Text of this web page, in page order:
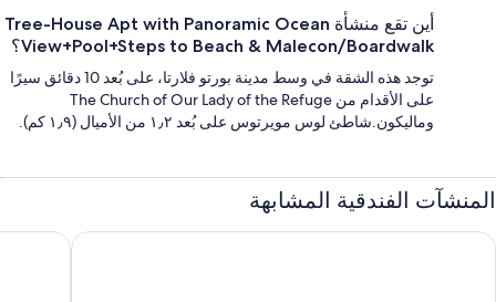
أين تقع منشأة Tree-House Apt with Panoramic Ocean
View+Pool+Steps to Beach & Malecon/Boardwalk؟
توجد هذه الشقة في وسط مدينة بورتو فلارتا، على بُعد 10 دقائق سيرًا
على الأقدام من The Church of Our Lady of the Refuge
وماليكون.شاطئ لوس مويرتوس على بُعد ١٫٢ من الأميال (١٫٩ كم).
المنشآت الفندقية المشابهة
2BR Condo w/ Ocean Views, Huge Balcony & 8 Pools
View